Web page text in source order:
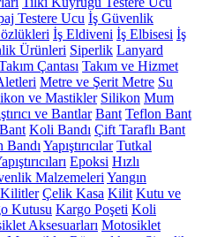
Testere Ucu İş Güvenlik
İş Eldiveni İş Elbisesi İş
Ürünleri Siperlik Lanyard
Çantası Takım ve Hizmet
Metre ve Şerit Metre Su
ve Mastikler Silikon Mum
ve Bantlar Bant Teflon Bant
Koli Bandı Çift Taraflı Bant
Bandı Yapıştırıcılar Tutkal
Epoksi Hızlı
Malzemeleri Yangın
Çelik Kasa Kilit Kutu ve
Kutusu Kargo Poşeti Koli
Aksesuarları Motosiklet